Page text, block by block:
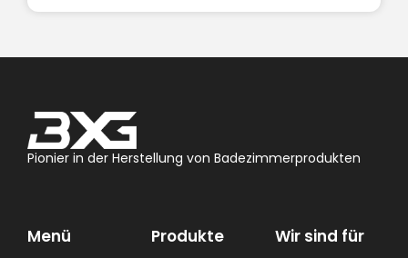
Pionier in der Herstellung von Badezimmerprodukten
Menü Produkte
Wir sind für